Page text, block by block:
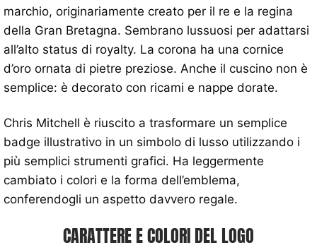
marchio, originariamente creato per il re e la regina
della Gran Bretagna. Sembrano lussuosi per adattarsi
all’alto status di royalty. La corona ha una cornice
d’oro ornata di pietre preziose. Anche il cuscino non è
semplice: è decorato con ricami e nappe dorate.
Chris Mitchell è riuscito a trasformare un semplice
badge illustrativo in un simbolo di lusso utilizzando i
più semplici strumenti grafici. Ha leggermente
cambiato i colori e la forma dell’emblema,
conferendogli un aspetto davvero regale.
CARATTERE E COLORI DEL LOGO